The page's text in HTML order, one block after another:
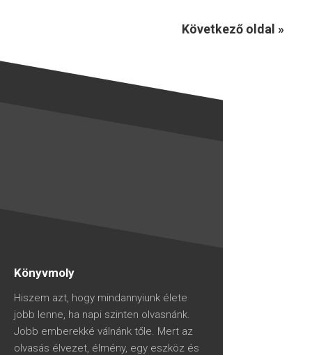
Következő oldal »
Könyvmoly
Hiszem azt, hogy mindannyiunk élete
jobb lenne, ha napi szinten olvasnánk.
Jobb emberekké válnánk tőle. Mert az
olvasás élvezet, élmény, egy eszköz és